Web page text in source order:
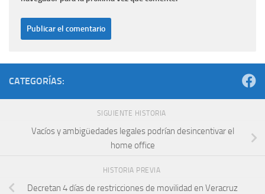
CATEGORÍAS:
SIGUIENTE HISTORIA
Vacíos y ambigüedades legales podrían desincentivar el
home office
HISTORIA PREVIA
Decretan 4 días de restricciones de movilidad en Veracruz